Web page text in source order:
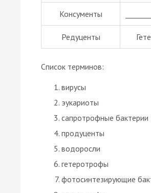
Консументы
Редуценты
Список терминов:
вирусы
эукариоты
сапротрофные бактерии
продуценты
водоросли
гетеротрофы
фотосинтезирующие